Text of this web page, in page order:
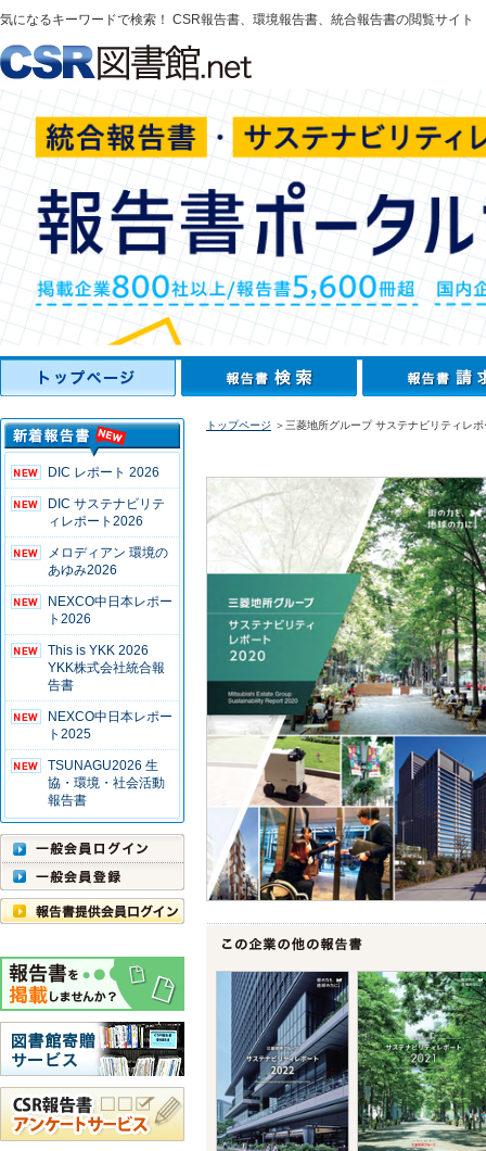
気になるキーワードで検索！ CSR報告書、環境報告書、統合報告書の閲覧サイト
DIC レポート 2026
DIC サステナビリテ
ィレポート2026
メロディアン 環境の
あゆみ2026
NEXCO中日本レポー
ト2026
This is YKK 2026
YKK株式会社統合報
告書
NEXCO中日本レポー
ト2025
TSUNAGU2026 生
協・環境・社会活動
報告書
トップページ ＞三菱地所グループ サステナビリティレ